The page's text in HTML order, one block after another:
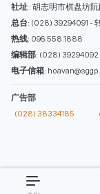
西贡解放报网版权所有
由越南新闻与传播部所
证
总编辑
副总编辑: 阮玉英、范文
总台: (028) 39294091 -
热线: 096.558.1888